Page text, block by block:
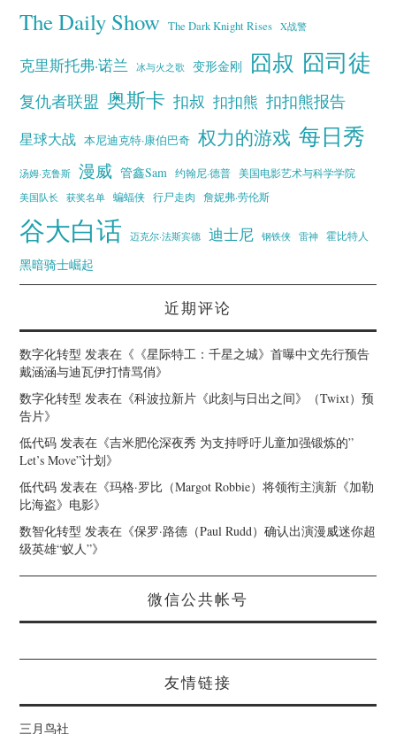
The Daily Show The Dark Knight Rises X战警
克里斯托弗·诺兰 冰与火之歌 变形金刚 囧叔 囧司徒
复仇者联盟 奥斯卡 扣叔 扣扣熊 扣扣熊报告
星球大战 本尼迪克特·康伯巴奇 权力的游戏 每日秀
汤姆·克鲁斯 漫威 管鑫Sam 约翰尼·德普
美国电影艺术与科学学院
美国队长
获奖名单 蝙蝠侠 行尸走肉 詹妮弗·劳伦斯
谷大白话 迈克尔·法斯宾德 迪士尼 钢铁侠 雷神 霍比特人
黑暗骑士崛起
近期评论
数字化转型 发表在《 《星际特工：千星之城》首曝中文先行预告
戴涵涵与迪瓦伊打情骂俏》
数字化转型 发表在《科波拉新片《此刻与日出之间》（Twixt）预
告片》
低代码 发表在《吉米肥伦深夜秀 为支持呼吁儿童加强锻炼的”
Let’s Move”计划》
低代码 发表在《玛格·罗比（Margot Robbie）将领衔主演新《加勒
比海盗》电影》
数智化转型 发表在《保罗·路德（Paul Rudd）确认出演漫威迷你超
级英雄“蚁人”》
微信公共帐号
友情链接
三月鸟社